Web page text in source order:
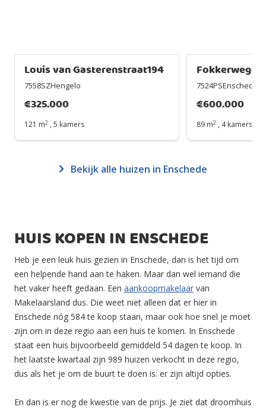
Louis van Gasterenstraat194
7558SZHengelo
€325.000
121 m2 , 5 kamers
Fokkerweg42
7524PSEnschede
€600.000
89 m2 , 4 kamers
Bekijk alle huizen in Enschede
HUIS KOPEN IN ENSCHEDE
Heb je een leuk huis gezien in Enschede, dan is het tijd om
een helpende hand aan te haken. Maar dan wel iemand die
het vaker heeft gedaan. Een aankoopmakelaar van
Makelaarsland dus. Die weet niet alleen dat er hier in
Enschede nóg 584 te koop staan, maar ook hoe snel je moet
zijn om in deze regio aan een huis te komen. In Enschede
staat een huis bijvoorbeeld gemiddeld 54 dagen te koop. In
het laatste kwartaal zijn 989 huizen verkocht in deze regio,
dus als het je om de buurt te doen is: er zijn altijd opties.
En dan is er nog de kwestie van de prijs. Je ziet dat droomhuis